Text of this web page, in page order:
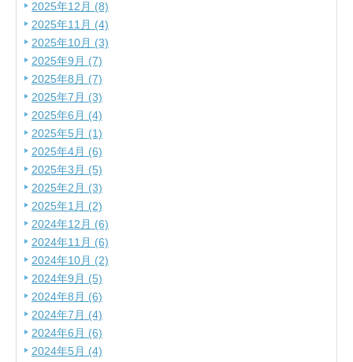
2025年12月 (8)
2025年11月 (4)
2025年10月 (3)
2025年9月 (7)
2025年8月 (7)
2025年7月 (3)
2025年6月 (4)
2025年5月 (1)
2025年4月 (6)
2025年3月 (5)
2025年2月 (3)
2025年1月 (2)
2024年12月 (6)
2024年11月 (6)
2024年10月 (2)
2024年9月 (5)
2024年8月 (6)
2024年7月 (4)
2024年6月 (6)
2024年5月 (4)